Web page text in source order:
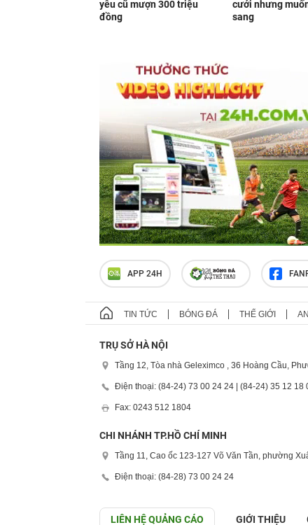
yêu cũ mượn 300 triệu
đồng
cưới nhưng
sang
APP 24H
TIN TỨC BÓNG ĐÁ THẾ GIỚI
TRỤ SỞ HÀ NỘI
Tầng 12, Tòa nhà Geleximco , 36 Hoàng Cầu,
Điện thoại: (84-24) 73 00 24 24 | (84-24) 35 12 18
Fax: 0243 512 1804
CHI NHÁNH TP.HỒ CHÍ MINH
Tầng 11, Cao ốc 123-127 Võ Văn Tần, phường
Điện thoại: (84-28) 73 00 24 24
LIÊN HỆ QUẢNG CÁO GIỚI THIỆU